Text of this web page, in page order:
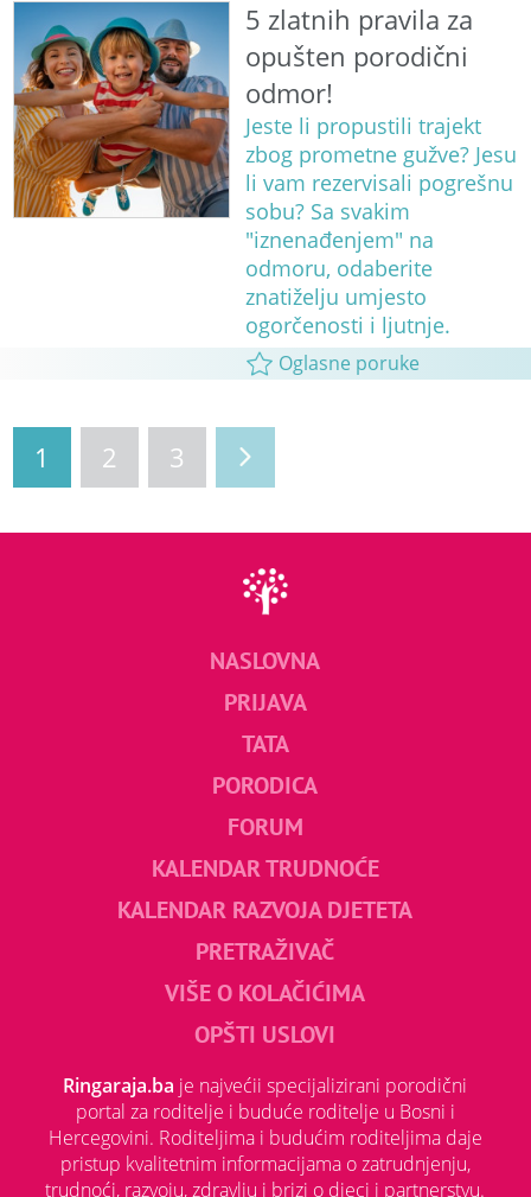
5 zlatnih pravila za
opušten porodični
odmor!
Jeste li propustili trajekt
zbog prometne gužve? Jesu
li vam rezervisali pogrešnu
sobu? Sa svakim
"iznenađenjem" na
odmoru, odaberite
znatiželju umjesto
ogorčenosti i ljutnje.
Oglasne poruke
1 2 3
NASLOVNA
PRIJAVA
TATA
PORODICA
FORUM
KALENDAR TRUDNOĆE
KALENDAR RAZVOJA DJETETA
PRETRAŽIVAČ
VIŠE O KOLAČIĆIMA
OPŠTI USLOVI
Ringaraja.ba je najvećii specijalizirani porodični
portal za roditelje i buduće roditelje u Bosni i
Hercegovini. Roditeljima i budućim roditeljima daje
pristup kvalitetnim informacijama o zatrudnjenju,
trudnoći, razvoju, zdravlju i brizi o djeci i partnerstvu.